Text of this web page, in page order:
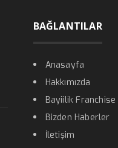
BAĞLANTILAR
Anasayfa
Hakkımızda
Bayiilik Franchise
Bizden Haberler
İletişim